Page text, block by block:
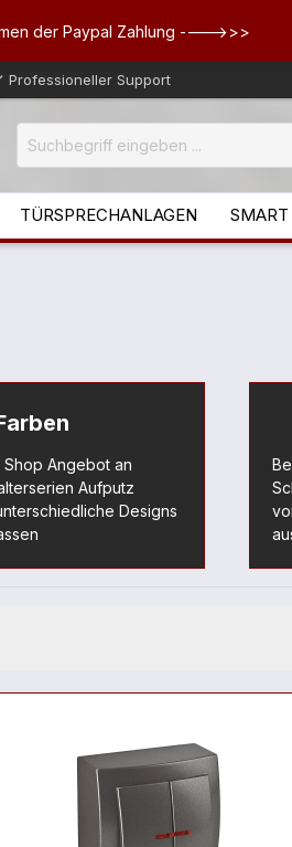
der Paypal Zahlung ---->>>
Professioneller Support
TÜRSPRECHANLAGEN
Angebot an
Aufputz
Designs